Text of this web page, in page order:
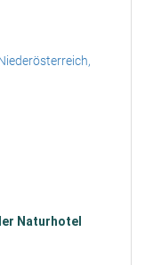
Naturhotel